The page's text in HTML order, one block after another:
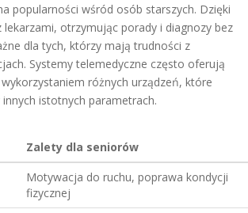
popularności wśród osób starszych. Dzięki
otrzymując porady i diagnozy bez
dla tych, którzy mają trudności z
Systemy telemedyczne często oferują
różnych urządzeń, które
istotnych parametrach.
Zalety dla seniorów
Motywacja do ruchu, poprawa kondycji
fizycznej